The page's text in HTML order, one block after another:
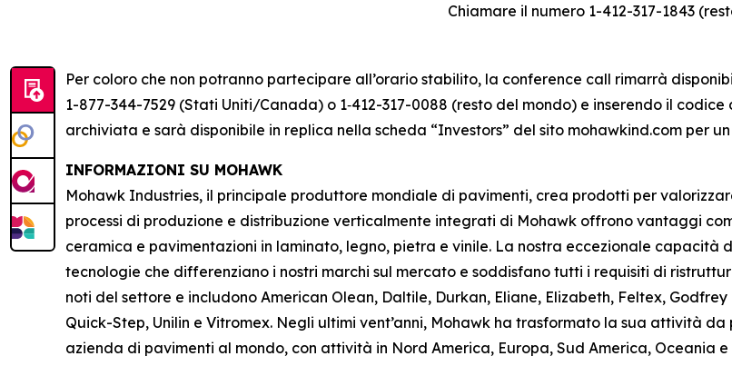
Chiamare il numero 1-412-317-1843
Per coloro che non potranno partecipare all’orario stabilito, la conference call rimarrà
1-877-344-7529 (Stati Uniti/Canada) o 1‑412-317-0088 (resto del mondo) e inserendo il
archiviata e sarà disponibile in replica nella scheda “Investors” del sito mohawkind.com per un
INFORMAZIONI SU MOHAWK
Mohawk Industries, il principale produttore mondiale di pavimenti, crea prodotti per
processi di produzione e distribuzione verticalmente integrati di Mohawk offrono vantaggi
ceramica e pavimentazioni in laminato, legno, pietra e vinile. La nostra eccezionale
tecnologie che differenziano i nostri marchi sul mercato e soddisfano tutti i requisiti di
noti del settore e includono American Olean, Daltile, Durkan, Eliane, Elizabeth, Feltex,
Quick-Step, Unilin e Vitromex. Negli ultimi vent’anni, Mohawk ha trasformato la sua attività
azienda di pavimenti al mondo, con attività in Nord America, Europa, Sud America, Oceania e